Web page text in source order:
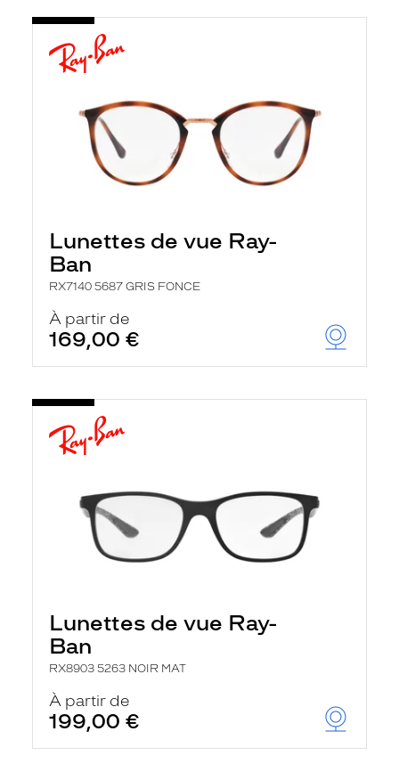
Lunettes de vue Ray-
Ban
RX7140 5687 GRIS FONCE
À partir de
169,00 €
Lunettes de vue Ray-
Ban
RX8903 5263 NOIR MAT
À partir de
199,00 €